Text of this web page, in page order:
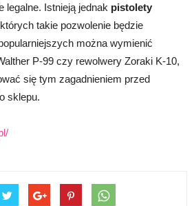
legalne. Istnieją jednak pistolety
takie pozwolenie będzie
można wymienić
P-99 czy rewolwery Zoraki K-10,
się tym zagadnieniem przed
sklepu.